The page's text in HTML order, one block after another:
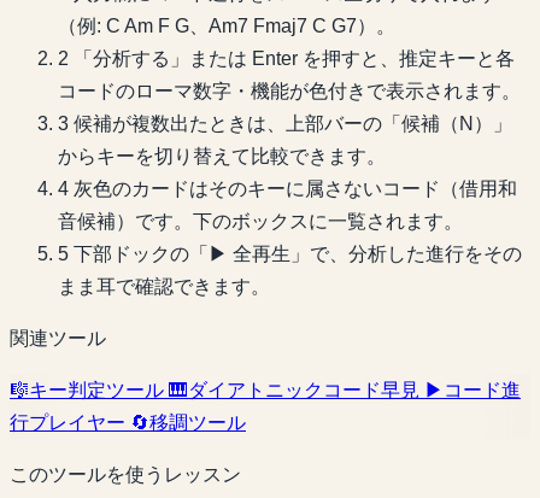
（例: C Am F G、Am7 Fmaj7 C G7）。
2
「分析する」または Enter を押すと、推定キーと各
コードのローマ数字・機能が色付きで表示されます。
3 候補が複数出たときは、上部バーの「候補（N）」
からキーを切り替えて比較できます。
4 灰色のカードはそのキーに属さないコード（借用和
音候補）です。下のボックスに一覧されます。
5 下部ドックの「▶ 全再生」で、分析した進行をその
まま耳で確認できます。
関連ツール
🎼キー判定ツール 🎹 ダイアトニックコード早見 ▶ コード進
行プレイヤー 🔄移調ツール
このツールを使うレッスン